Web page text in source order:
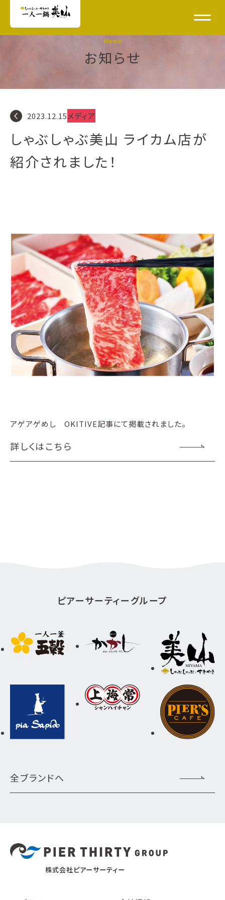
News
お知らせ
navigate_before 2023.12.15メディア
しゃぶしゃぶ美山 ライカム店が
紹介されました！
アゲアゲめし OKITIVE記事にて掲載されました。
詳しくはこちら
ピアーサーティーグループ
全ブランドへ
株式会社ピアーサーティー